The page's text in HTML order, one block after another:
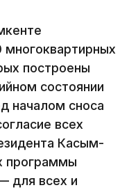
построены
состоянии
началом сноса
всех
Касым-
программы
для всех и